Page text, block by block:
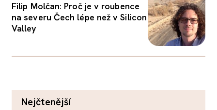
Filip Molčan: Proč je v roubence
na severu Čech lépe než v Silicon
Valley
nejčtenější